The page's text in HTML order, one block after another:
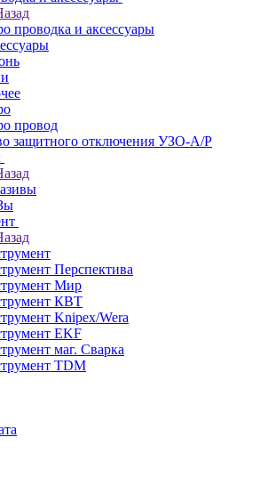
проводка и аксессуары
провод
защитного отключения УЗО-А/Р
Перспектива
Мир
КВТ
Knipex/Wera
EKF
маг. Сварка
TDM